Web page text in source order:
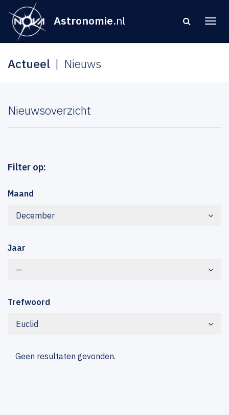
Astronomie.nl
Actueel Nieuws
Nieuwsoverzicht
Filter op:
Maand
December
Jaar
—
Trefwoord
Euclid
Geen resultaten gevonden.